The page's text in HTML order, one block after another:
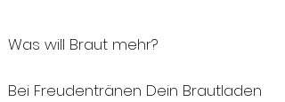
Was will Braut mehr?
Bei Freudentränen Dein Brautladen